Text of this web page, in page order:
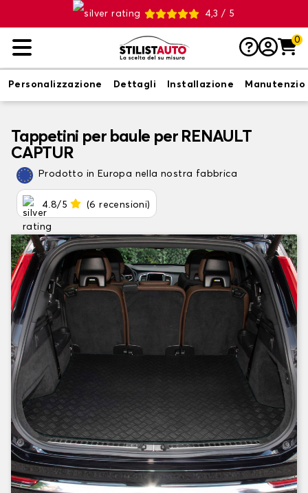
4,3 / 5
0
Personalizzazione Dettagli Installazione
Tappetini per baule per RENAULT
CAPTUR
Prodotto in Europa nella nostra fabbrica
4.8/5 (6 recensioni)